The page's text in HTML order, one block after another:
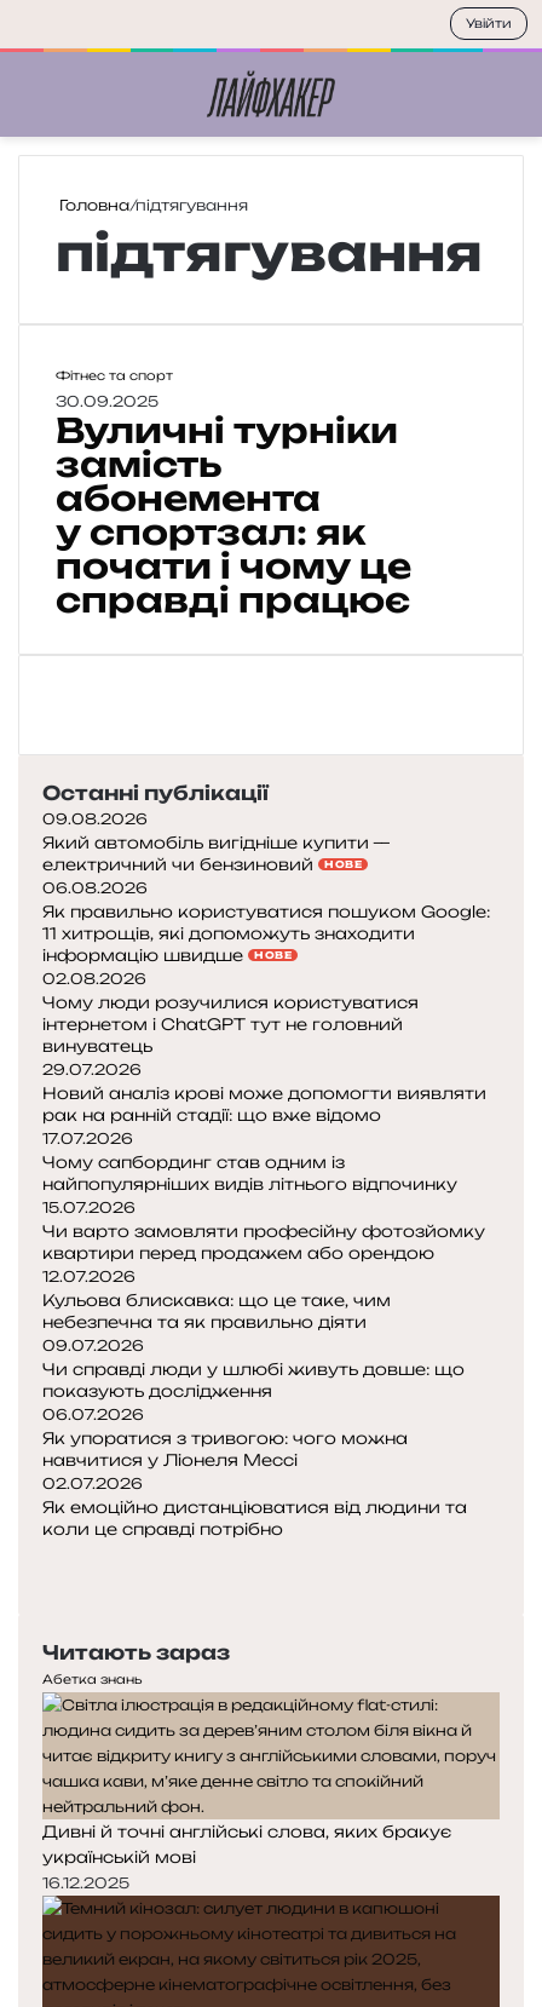
Головна/підтягування
підтягування
В
у
л
ч
н
і
т
у
р
і
а
м
т
ь
а
б
о
н
е
м
е
н
т
а
у
с
п
о
т
з
а
л
:
я
к
п
о
і
ч
ц
е
с
п
р
Фітнес та спорт
30.09.2025
Вуличні турніки
замість
абонемента
у спортзал: як
почати і чому це
справді працює
Останні публікації
09.08.2026
Який автомобіль вигідніше купити —
електричний чи бензиновий
НОВЕ
06.08.2026
Як правильно користуватися пошуком Google:
11 хитрощів, які допоможуть знаходити
інформацію швидше
НОВЕ
02.08.2026
Чому люди розучилися користуватися
інтернетом і ChatGPT тут не головний
винуватець
29.07.2026
Новий аналіз крові може допомогти виявляти
рак на ранній стадії: що вже відомо
17.07.2026
Чому сапбординг став одним із
найпопулярніших видів літнього відпочинку
15.07.2026
Чи варто замовляти професійну фотозйомку
квартири перед продажем або орендою
12.07.2026
Кульова блискавка: що це таке, чим
небезпечна та як правильно діяти
09.07.2026
Чи справді люди у шлюбі живуть довше: що
показують дослідження
06.07.2026
Як упоратися з тривогою: чого можна
навчитися у Ліонеля Мессі
02.07.2026
Як емоційно дистанціюватися від людини та
коли це справді потрібно
р
е
д
н
я
с
т
о
р
і
н
к
а
т
у
п
н
а
с
т
о
р
і
н
к
а
Читають зараз
Абетка знань
Дивні й точні англійські слова, яких бракує
українській мові
16.12.2025
Увійти